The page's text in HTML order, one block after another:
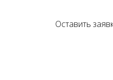
Оставить